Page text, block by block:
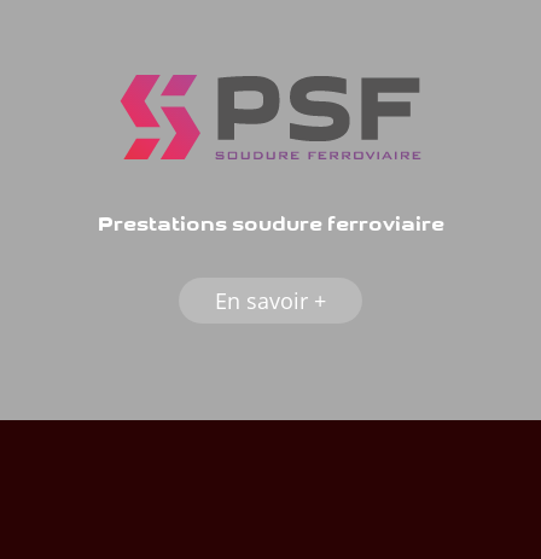
Prestations soudure ferroviaire
En savoir +